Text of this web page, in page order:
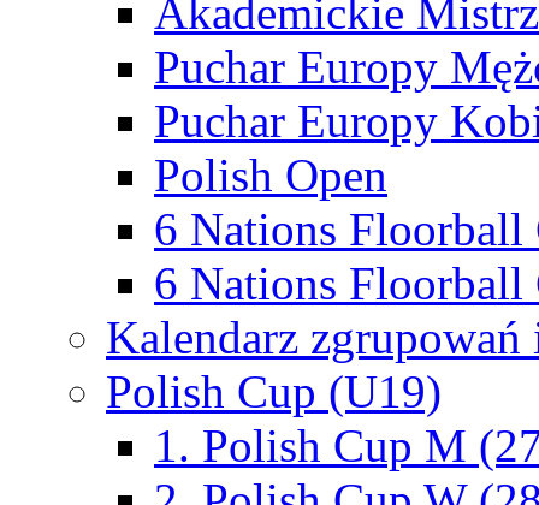
Akademickie
Puchar Europy
Puchar Europy
Polish Open
6 Nations Floorball
6 Nations Floorball
Kalendarz
Polish Cup (U19)
1. Polish Cup M